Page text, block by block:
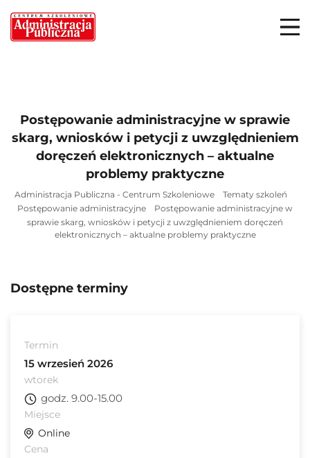
Postępowanie administracyjne w sprawie
skarg, wniosków i petycji z uwzględnieniem
doręczeń elektronicznych – aktualne
problemy praktyczne
Administracja Publiczna - Centrum Szkoleniowe
Tematy szkoleń
Postępowanie administracyjne
Postępowanie administracyjne w
sprawie skarg, wniosków i petycji z uwzględnieniem doręczeń
elektronicznych – aktualne problemy praktyczne
Dostępne terminy
Termin
15 wrzesień 2026
wtorek
godz. 9.00-15.00
Miejsce
Online
Cena